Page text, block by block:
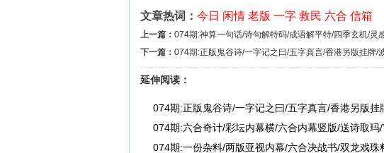
文章热词： 今日 闲情 老版 一字 救民 六合 信箱
上一篇： 074期:神算一句话/诗句解特码/成语解平特/四季玄机/灵
下一篇： 074期:正版鬼谷诗/一字记之曰/五字真言/香港另版挂牌/
延伸阅读：
074期:正版鬼谷诗/一字记之曰/五字真言/香港另版挂
074期:六合奇计/彩坛内幕横/六合内幕竖版/送诗取玛/
074期:一份杂料/两版亚视内幕/六合决战书/双龙戏珠